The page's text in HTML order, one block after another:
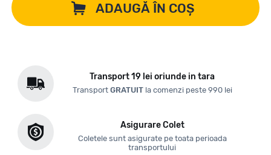
ADAUGĂ ÎN COȘ
Transport 19 lei oriunde in tara
Transport GRATUITla comenzi peste 990 lei
Asigurare Colet
Coletele sunt asigurate pe toata perioada
transportului